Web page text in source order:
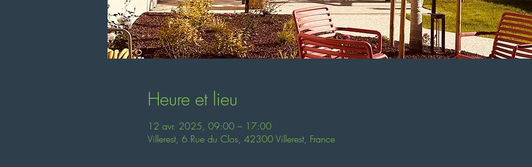
Heure et lieu
12 avr. 2025, 09:00 – 17:00
Villerest, 6 Rue du Clos, 42300 Villerest, France